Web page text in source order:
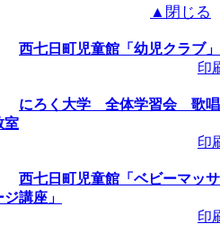
08/10～
交流広場
10～2026/
る号乗車体
」
▲閉じる
西七日町児童館「幼児クラブ」
印
にろく大学 全体学習会 歌唱
室
印
西七日町児童館「ベビーマッサ
ジ講座」
印